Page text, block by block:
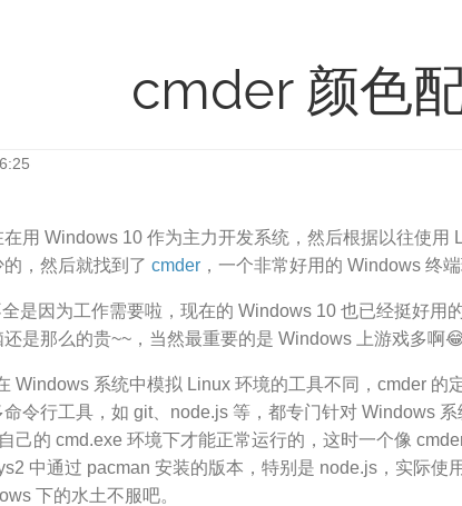
cmder 颜色
用 Windows 10 作为主力开发系统，然后根据以往使用
，然后就找到了 cmder ，一个非常好用的 Windows 终端
是因为工作需要啦，现在的 Windows 10 也已经挺好用
是那么的贵~~，当然最重要的是 Windows 上游戏多啊
Windows 系统中模拟 Linux 环境的工具不同，cmder 的
令行工具，如 git、node.js 等，都专门针对 Windows
己的 cmd.exe 环境下才能正常运行的，这时一个像
中通过 pacman 安装的版本，特别是 node.js，实际使
下的水土不服吧。